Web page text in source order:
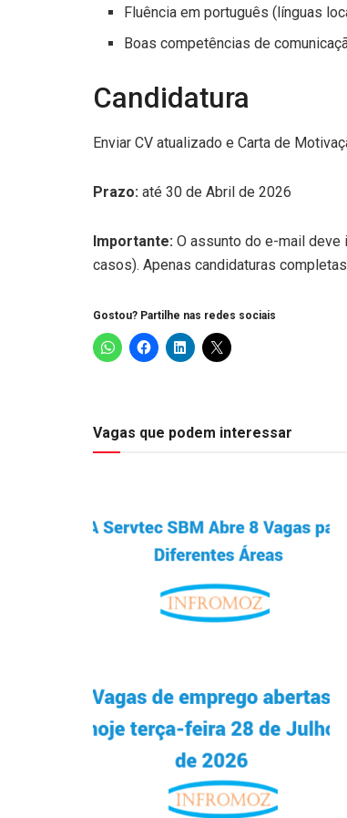
Fluência em português (línguas
Boas competências de
Candidatura
Enviar CV atualizado e Carta de
Prazo: até 30 de Abril de 2026
Importante: O assunto do e-mail deve
casos). Apenas candidaturas
Gostou? Partilhe nas redes sociais
Vagas que podem interessar